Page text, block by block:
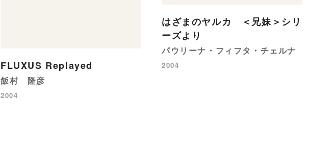
FLUXUS Replayed
飯村 隆彦
2004
はざまのヤルカ ＜兄妹＞シリ
ーズより
パウリーナ・フィフタ・チェルナ
2004